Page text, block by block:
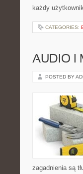
każdy
CATEGORIES:
AUDIO I
POSTED BY
zagadnienia są